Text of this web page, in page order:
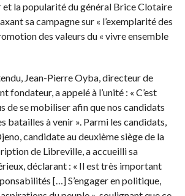
la popularité du général Brice Clotaire
sa campagne sur « l’exemplarité des
des valeurs du « vivre ensemble
Jean-Pierre Oyba, directeur de
fondateur, a appelé à l’unité : « C’est
de se mobiliser afin que nos candidats
batailles à venir ». Parmi les candidats,
candidate au deuxième siège de la
de Libreville, a accueilli sa
déclarant : « Il est très important
[…] S’engager en politique,